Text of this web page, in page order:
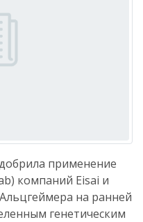
применение
компаний Eisai и
на ранней
генетическим